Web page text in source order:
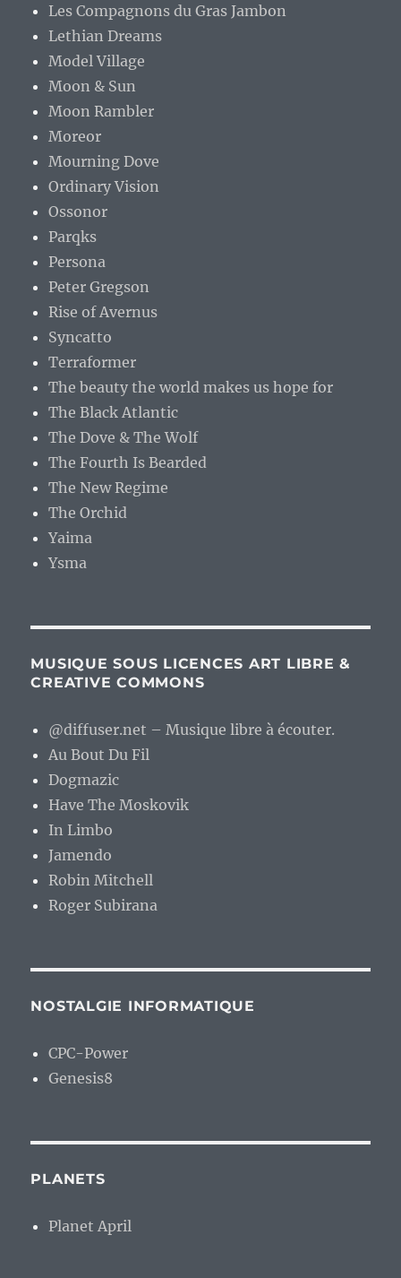
Les Compagnons du Gras Jambon
Lethian Dreams
Model Village
Moon & Sun
Moon Rambler
Moreor
Mourning Dove
Ordinary Vision
Ossonor
Parqks
Persona
Peter Gregson
Rise of Avernus
Syncatto
Terraformer
The beauty the world makes us hope for
The Black Atlantic
The Dove & The Wolf
The Fourth Is Bearded
The New Regime
The Orchid
Yaima
Ysma
MUSIQUE SOUS LICENCES ART LIBRE &
CREATIVE COMMONS
@diffuser.net – Musique libre à écouter.
Au Bout Du Fil
Dogmazic
Have The Moskovik
In Limbo
Jamendo
Robin Mitchell
Roger Subirana
NOSTALGIE INFORMATIQUE
CPC-Power
Genesis8
PLANETS
Planet April